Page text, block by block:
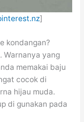
]
kondangan?
Warnanya yang
memakai baju
cocok di
hijau muda.
di gunakan pada